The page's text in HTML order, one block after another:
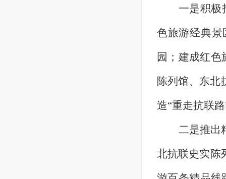
一是积极
色旅游经典
园；建成红色
陈列馆、东北
造“重走抗联
二是推出
北抗联史实陈